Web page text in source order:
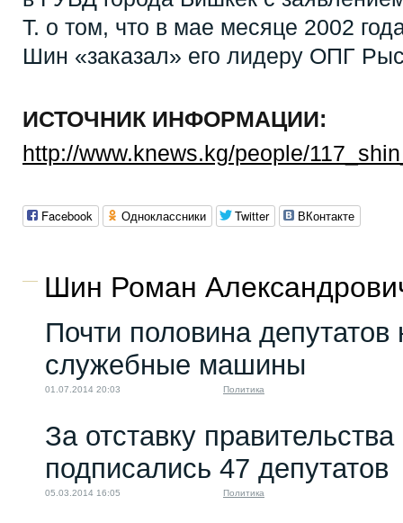
Т. о том, что в мае месяце 2002
Шин «заказал» его лидеру ОПГ
ИСТОЧНИК ИНФОРМАЦИИ:
http://www.knews.kg/people/
Facebook Одноклассники Twitter ВКонтакте
Шин Роман
Почти половина депутатов
служебные машины
01.07.2014 20:03 Политика
За отставку
подписались 47 депутатов
05.03.2014 16:05 Политика